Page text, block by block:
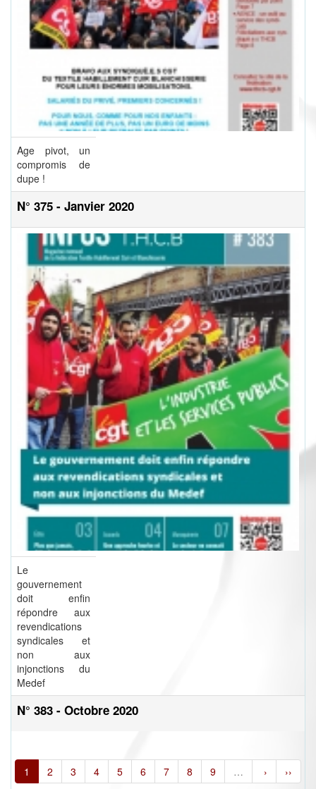
Age pivot, un
compromis de
dupe !
N° 375 - Janvier 2020
Le
gouvernement
doit enfin
répondre aux
revendications
syndicales et
non aux
injonctions du
Medef
N° 383 - Octobre 2020
1 2 3 4 5 6 7 8 9 … › ››